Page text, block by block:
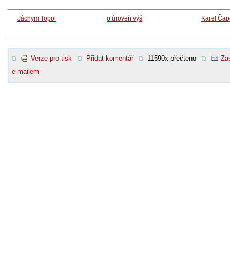
Jáchym Topol o úroveň výš Karel
Verze pro tisk Přidat komentář 11590x přečteno
e-mailem